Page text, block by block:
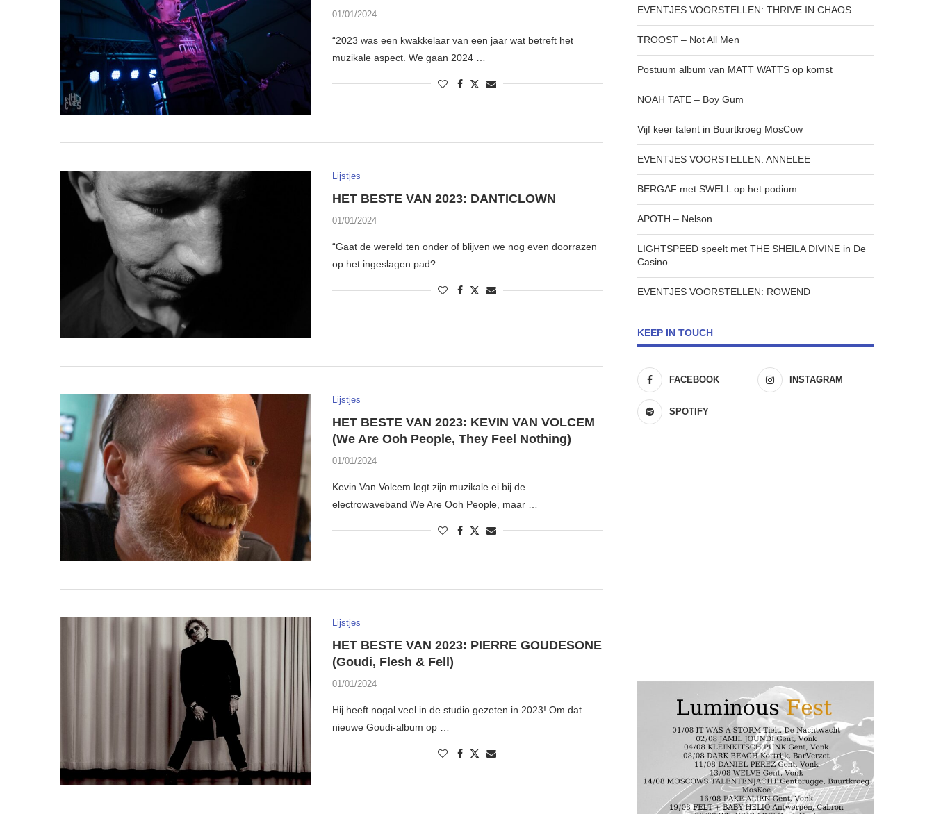
01/01/2024
“2023 was een kwakkelaar van een jaar wat betreft het
muzikale aspect. We gaan 2024 …
Lijstjes
HET BESTE VAN 2023: DANTICLOWN
01/01/2024
“Gaat de wereld ten onder of blijven we nog even doorrazen
op het ingeslagen pad? …
Lijstjes
HET BESTE VAN 2023: KEVIN VAN VOLCEM
(We Are Ooh People, They Feel Nothing)
01/01/2024
Kevin Van Volcem legt zijn muzikale ei bij de
electrowaveband We Are Ooh People, maar …
Lijstjes
HET BESTE VAN 2023: PIERRE GOUDESONE
(Goudi, Flesh & Fell)
01/01/2024
Hij heeft nogal veel in de studio gezeten in 2023! Om dat
nieuwe Goudi-album op …
EVENTJES VOORSTELLEN: THRIVE IN CHAOS
TROOST – Not All Men
Postuum album van MATT WATTS op komst
NOAH TATE – Boy Gum
Vijf keer talent in Buurtkroeg MosCow
EVENTJES VOORSTELLEN: ANNELEE
BERGAF met SWELL op het podium
APOTH – Nelson
LIGHTSPEED speelt met THE SHEILA DIVINE in De
Casino
EVENTJES VOORSTELLEN: ROWEND
KEEP IN TOUCH
FACEBOOK INSTAGRAM
SPOTIFY